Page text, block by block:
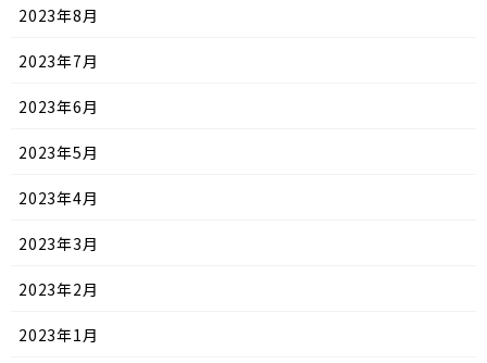
2023年8月
2023年7月
2023年6月
2023年5月
2023年4月
2023年3月
2023年2月
2023年1月